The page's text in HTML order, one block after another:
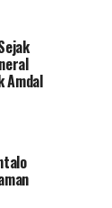
Amdal